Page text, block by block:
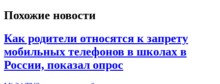
Похожие новости
Как родители относятся к запрету
мобильных телефонов в школах в
России, показал опрос